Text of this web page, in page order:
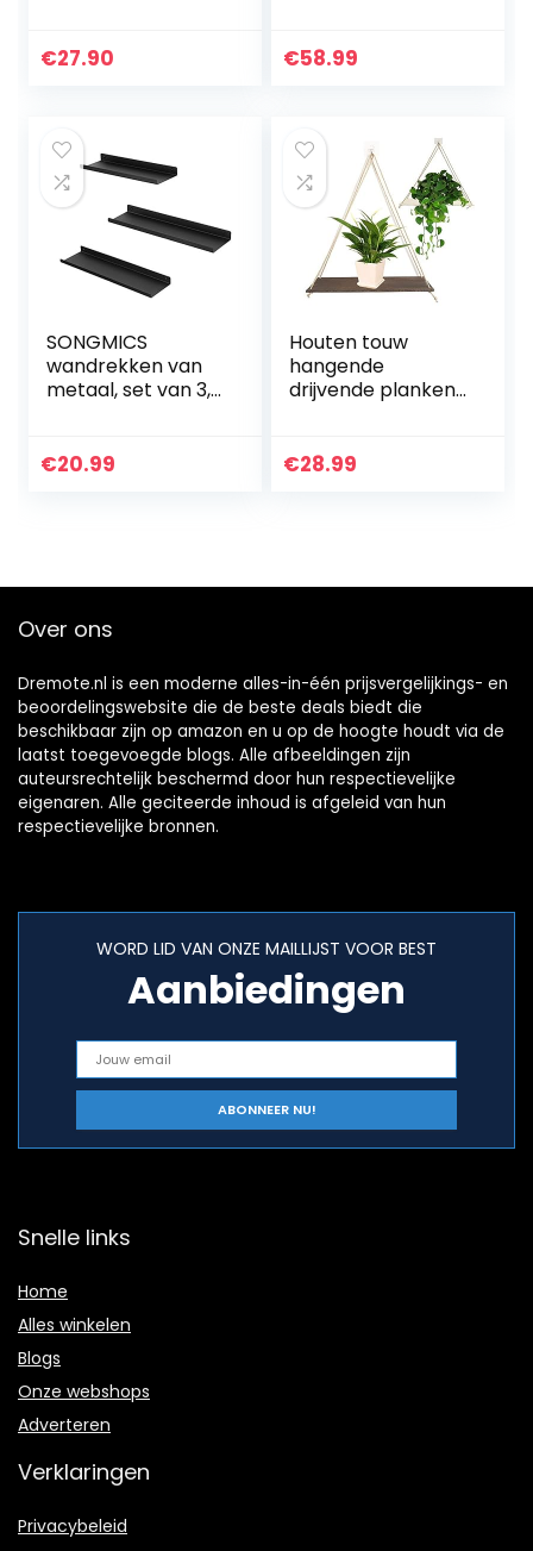
Kruidenrek
€27.90
georganiseerd
€58.99
SONGMICS
wandrekken van
metaal, set van 3,
vormgeving,
€20.99
Houten touw
hangende
drijvende planken
plank, muur
€28.99
Over ons
Dremote.nl is een moderne alles-in-één prijsvergelijkings- en
beoordelingswebsite die de beste deals biedt die
beschikbaar zijn op amazon en u op de hoogte houdt via de
laatst toegevoegde blogs. Alle afbeeldingen zijn
auteursrechtelijk beschermd door hun respectievelijke
eigenaren. Alle geciteerde inhoud is afgeleid van hun
respectievelijke bronnen.
WORD LID VAN ONZE MAILLIJST VOOR BEST
Aanbiedingen
Snelle links
Home
Alles winkelen
Blogs
Onze webshops
Adverteren
Verklaringen
Privacybeleid